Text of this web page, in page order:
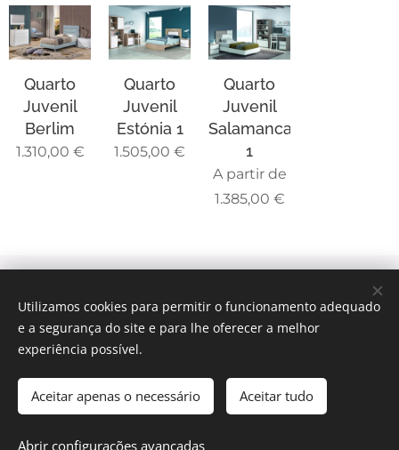
ADICIONAR AO CARRINHO
Quarto
Juvenil
Berlim
1.310,00 €
Quarto
Juvenil
Estónia 1
1.505,00 €
Quarto
Juvenil
Salamanca
1
A partir de
1.385,00 €
Intermediação de Crédito | Termos e Condições
de Privacidade
Utilizamos cookies para permitir o funcionamento adequado
e a segurança do site e para lhe oferecer a melhor
experiência possível.
Aceitar apenas o necessário Aceitar tudo
Abrir configurações avançadas